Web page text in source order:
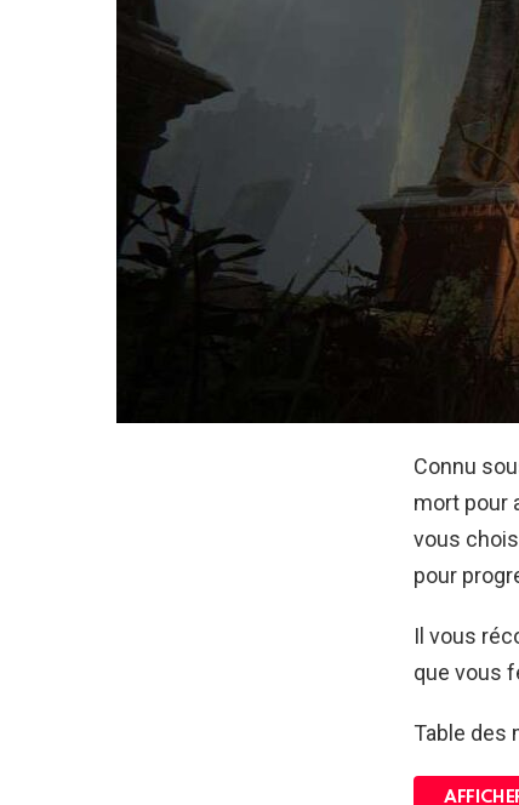
Connu
mort pour
vous
pour
Il vous
que vous
Table des